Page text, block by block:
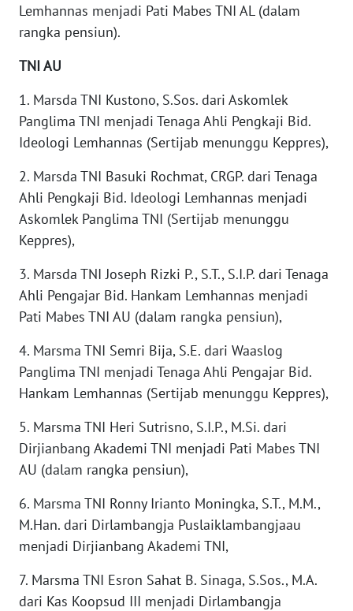
Lemhannas menjadi Pati Mabes TNI AL (dalam
rangka pensiun).
TNI AU
1. Marsda TNI Kustono, S.Sos. dari Askomlek
Panglima TNI menjadi Tenaga Ahli Pengkaji Bid.
Ideologi Lemhannas (Sertijab menunggu Keppres),
2. Marsda TNI Basuki Rochmat, CRGP. dari Tenaga
Ahli Pengkaji Bid. Ideologi Lemhannas menjadi
Askomlek Panglima TNI (Sertijab menunggu
Keppres),
3. Marsda TNI Joseph Rizki P., S.T., S.I.P. dari Tenaga
Ahli Pengajar Bid. Hankam Lemhannas menjadi
Pati Mabes TNI AU (dalam rangka pensiun),
4. Marsma TNI Semri Bija, S.E. dari Waaslog
Panglima TNI menjadi Tenaga Ahli Pengajar Bid.
Hankam Lemhannas (Sertijab menunggu Keppres),
5. Marsma TNI Heri Sutrisno, S.I.P., M.Si. dari
Dirjianbang Akademi TNI menjadi Pati Mabes TNI
AU (dalam rangka pensiun),
6. Marsma TNI Ronny Irianto Moningka, S.T., M.M.,
M.Han. dari Dirlambangja Puslaiklambangjaau
menjadi Dirjianbang Akademi TNI,
7. Marsma TNI Esron Sahat B. Sinaga, S.Sos., M.A.
dari Kas Koopsud III menjadi Dirlambangja
TRAVEL
WAHANA
TV
WAHANANEWS
ID
WAHANANEWS
CO ID
WAHANANEWS
NET
WAHANA
SPORT
WAHANA
UMKM
SELEB
WAHANA
WAHANA
OTOMOTIF
WAHANA
HEALTH